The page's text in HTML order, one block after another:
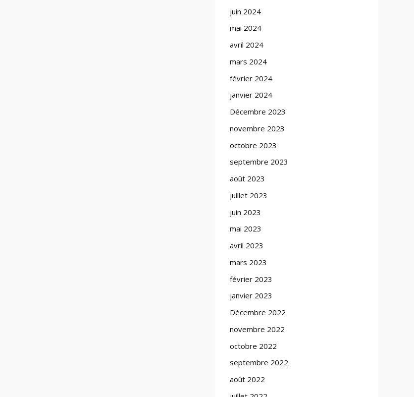
juin 2024
mai 2024
avril 2024
mars 2024
février 2024
janvier 2024
Décembre 2023
novembre 2023
octobre 2023
septembre 2023
août 2023
juillet 2023
juin 2023
mai 2023
avril 2023
mars 2023
février 2023
janvier 2023
Décembre 2022
novembre 2022
octobre 2022
septembre 2022
août 2022